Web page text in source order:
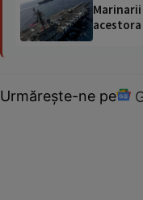
acestora
Urmărește-ne pe